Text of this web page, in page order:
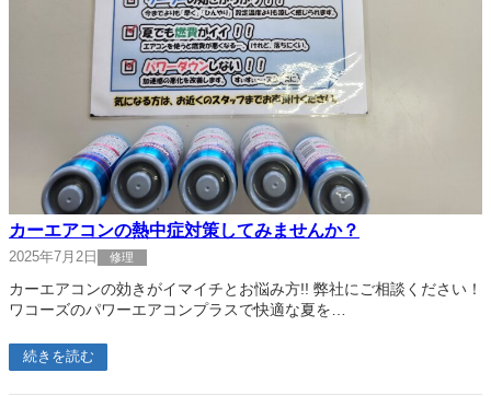
カーエアコンの熱中症対策してみませんか？
2025年7月2日 修理
カーエアコンの効きがイマイチとお悩み方!! 弊社にご相談ください！
ワコーズのパワーエアコンプラスで快適な夏を…
続きを読む